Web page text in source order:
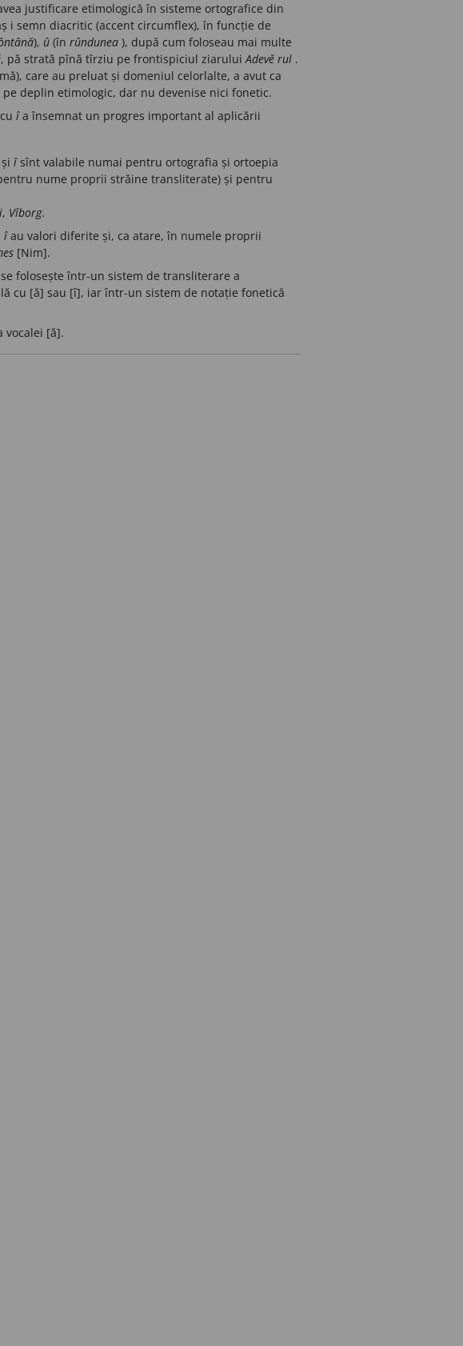
justificare etimologică în sisteme ortografice din
i semn diacritic (accent circumflex), în funcție de
), û (în rûndunea ), după cum foloseau mai multe
, pă strată pînă tîrziu pe frontispiciul ziaruluiAdevě rul .
care au preluat și domeniul celorlalte, a avut ca
deplin etimologic, dar nu devenise nici fonetic.
îa însemnat un progres important al aplicării
și îsînt valabile numai pentru ortografia și ortoepia
nume proprii străine transliterate) și pentru
, Vîborg.
îau valori diferite și, ca atare, în numele proprii
[Nim].
folosește într-un sistem de transliterare a
cu [ă] sau [î], iar într-un sistem de notație fonetică
vocalei [ă].